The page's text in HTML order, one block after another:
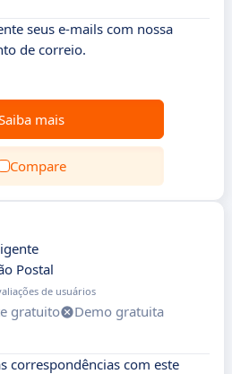
seus e-mails com nossa
de correio.
mais
Compare
Postal
de usuários
gratuito
Demo gratuita
correspondências com este